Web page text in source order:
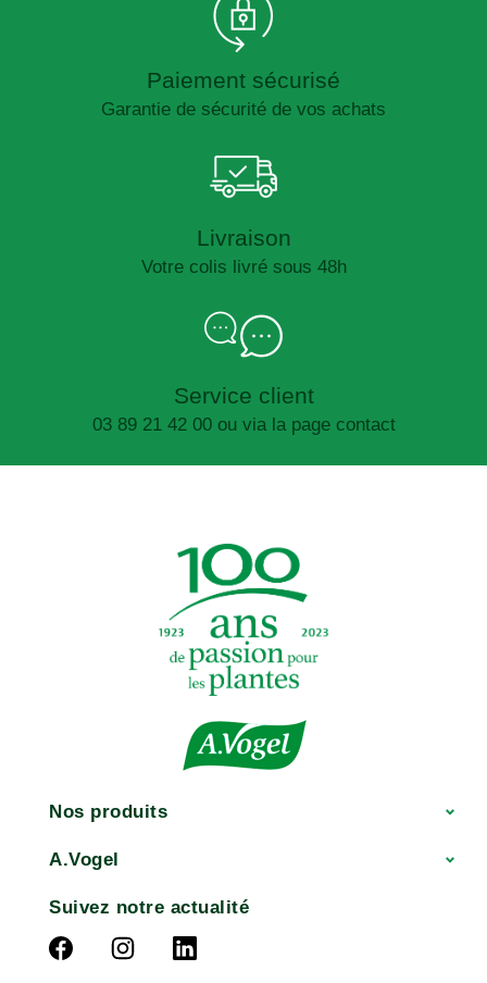
Paiement sécurisé
Garantie de sécurité de vos achats
Livraison
Votre colis livré sous 48h
Service client
03 89 21 42 00 ou via la page contact
Nos produits
A.Vogel
Suivez notre actualité